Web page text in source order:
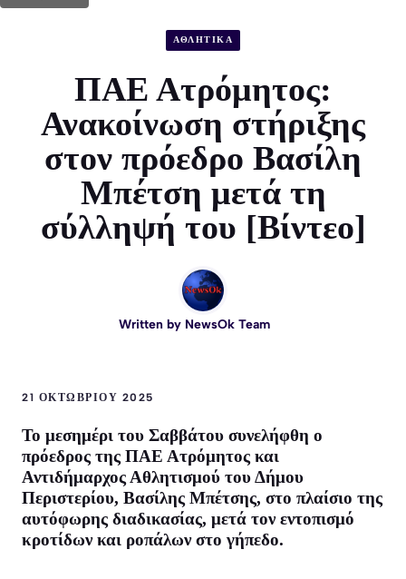
ΑΘΛΗΤΙΚΑ
ΠΑΕ Ατρόμητος:
Ανακοίνωση στήριξης
στον πρόεδρο Βασίλη
Μπέτση μετά τη
σύλληψή του [Βίντεο]
Written by NewsOk Team
21 ΟΚΤΩΒΡΊΟΥ 2025
Το μεσημέρι του Σαββάτου συνελήφθη ο
πρόεδρος της ΠΑΕ Ατρόμητος και
Αντιδήμαρχος Αθλητισμού του Δήμου
Περιστερίου, Βασίλης Μπέτσης, στο πλαίσιο της
αυτόφωρης διαδικασίας, μετά τον εντοπισμό
κροτίδων και ροπάλων στο γήπεδο.